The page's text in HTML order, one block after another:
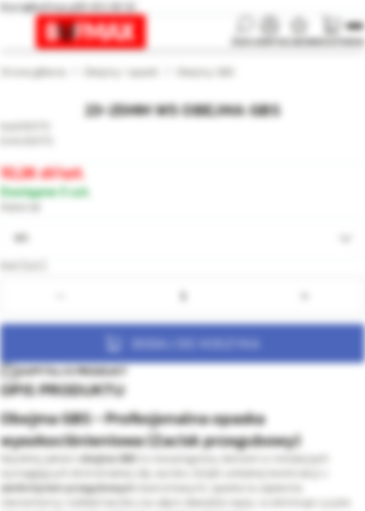
biuro@bufmax.pl91 453 08 92
ULUBIONEKOSZYK
Strona główna Obejmy i opaski Obejmy GBS
23-25MM W5 OBEJMA GBS
10,26 /szt.
Dostępne 5 szt.
W5
DODAJ DO KOSZYKA
ZAPYTAJ O PRODUKT
OPIS PRODUKTU
Obejma GBS - Profesjonalna opaska
wysokociśnieniowa (Zacisk przegubowy)
obejma GBS
to niezastąpiony element w instalacjach
wymagających ekstremalnej siły zacisku. Dzięki unikalnej konstrukcji z
zamknięciem przegubowym
(sworzniowym), opaska ta zapewnia
równomierny rozkład nacisku na całym obwodzie węża, co eliminuje ryzyko